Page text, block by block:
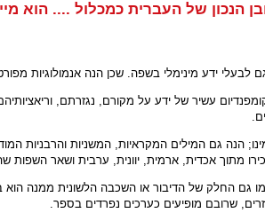
הנכון של העברית כמכלול ....
אנמולוגיות מפורטות של כ -30,000 מילים וצורות מילים - בנפח קל לשימוש ייחודי
עשיר של ידע על מקורם, נגזרתם,
הנה גם המילים המקראיות, המשניות והרבניות
מתוך אכדית, ארמית, יוונית, ערבית ושאר השפות
גם החלק של הדיבור או השכבה הלשונית ממנה הוא
שרובם מופיעים כערכים נפרדים בספר.